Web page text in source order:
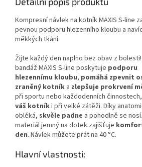
Kompresní návlek na kotník MAXIS S-line
pevnou podporu hlezenního kloubu a
měkkých tkání.
Žijte každý den naplno bez obav z
bandáž MAXIS S-line poskytuje podporu
hlezennímu kloubu, pomáhá zpevnit
zraněný kotník a zlepšuje prokrvení
při sportu nebo každodenních činnostech,
váš kotníki při velké zátěži. Díky
obléká, skvěle padne a pohodlně se
materiál jemný na dotek zajišťuje
den. Návlek můžete prát na 40 °C.
Hlavní vlastnosti: